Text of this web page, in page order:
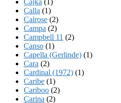
Calla (1)
Calrose (2)
Campa (2)
Campbell 11 (2)
Canso (1)
Capella (Gerlinde) (1)
Cara (2)
Cardinal (1972) (1)
Caribe (1)
Cariboo (2)
Carina (2)